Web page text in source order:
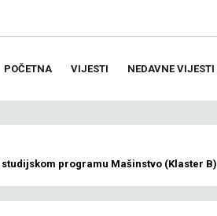
POČETNA VIJESTI NEDAVNE VIJESTI
programu Mašinstvo (Klaster B)